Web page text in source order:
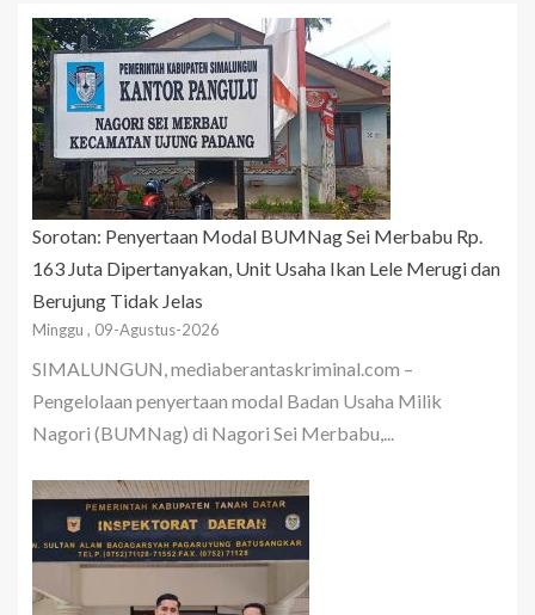
Sorotan: Penyertaan Modal BUMNag Sei Merbabu Rp.
163 Juta Dipertanyakan, Unit Usaha Ikan Lele Merugi dan
Berujung Tidak Jelas
Minggu , 09-Agustus-2026
SIMALUNGUN, mediaberantaskriminal.com –
Pengelolaan penyertaan modal Badan Usaha Milik
Nagori (BUMNag) di Nagori Sei Merbabu,...